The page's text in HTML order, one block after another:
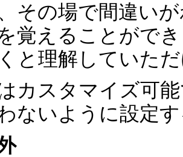
その場で間違い
覚えることがで
と理解していた
カスタマイズ可
ないように設定